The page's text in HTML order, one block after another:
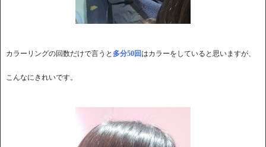
カラーリングの回数だけで言うと 多分50回はカラーをしていると思いますが、
こんなにきれいです。